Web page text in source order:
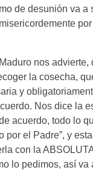
de desunión va a
nos advierte,
la cosecha,
y
Nos dice la
acuerdo, todo lo
por el Padre”, y
con la
lo pedimos, así va